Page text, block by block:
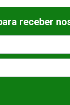
receber